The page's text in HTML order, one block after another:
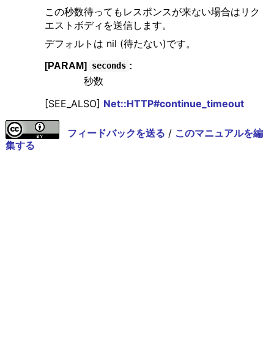
この秒数待ってもレスポンスが来ない場合はリク
エストボディを送信します。
デフォルトは nil (待たない)です。
[PARAM] seconds :
秒数
[SEE_ALSO] Net::HTTP#continue_timeout
フィードバックを送る / このマニュアルを編
集する